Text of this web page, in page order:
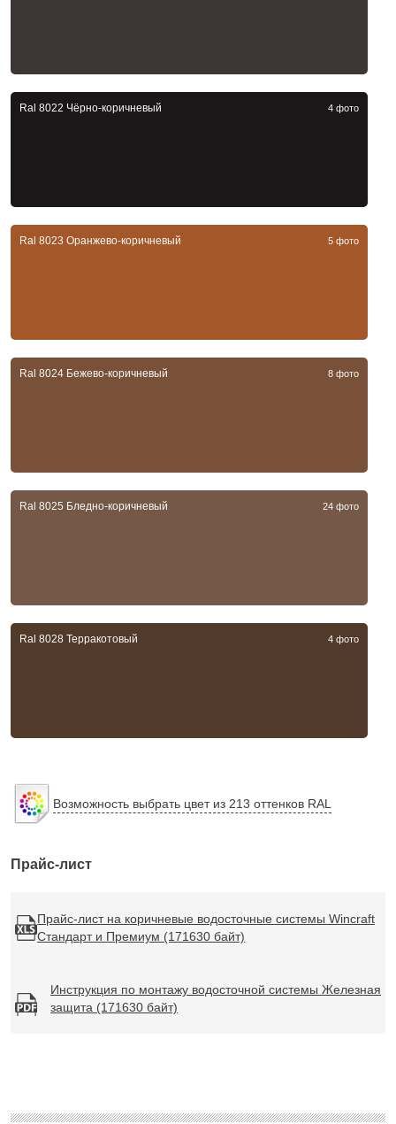
Ral 8022 Чёрно-коричневый 4 фото
Ral 8023 Оранжево-коричневый 5 фото
Ral 8024 Бежево-коричневый 8 фото
Ral 8025 Бледно-коричневый 24 фото
Ral 8028 Терракотовый 4 фото
Возможность выбрать цвет из 213 оттенков RAL
Прайс-лист
Прайс-лист на коричневые водосточные системы Wincraft
Стандарт и Премиум (171630 байт)
Инструкция по монтажу водосточной системы Железная
защита (171630 байт)